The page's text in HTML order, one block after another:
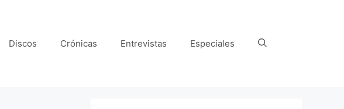
Discos Crónicas Entrevistas Especiales